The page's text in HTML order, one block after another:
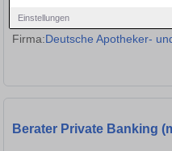
Einstellungen
Firma:Deutsche Apotheker-
Berater Private Banking